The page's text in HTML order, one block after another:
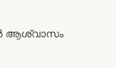
ആശ്വാസം